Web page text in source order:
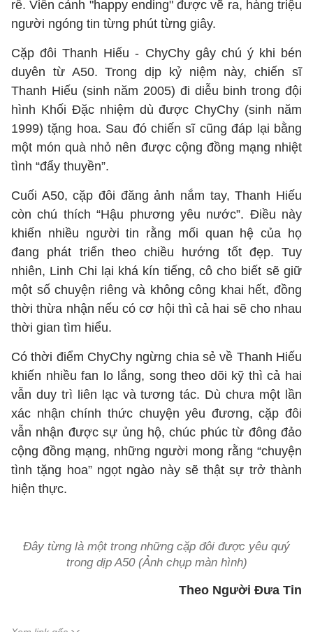
rể. Viễn cảnh "happy ending" được vẽ ra, hàng triệu
người ngóng tin từng phút từng giây.
Cặp đôi Thanh Hiếu - ChyChy gây chú ý khi bén
duyên từ A50. Trong dịp kỷ niệm này, chiến sĩ
Thanh Hiếu (sinh năm 2005) đi diễu binh trong đội
hình Khối Đặc nhiệm dù được ChyChy (sinh năm
1999) tặng hoa. Sau đó chiến sĩ cũng đáp lại bằng
một món quà nhỏ nên được cộng đồng mạng nhiệt
tình “đẩy thuyền”.
Cuối A50, cặp đôi đăng ảnh nắm tay, Thanh Hiếu
còn chú thích “Hậu phương yêu nước”. Điều này
khiến nhiều người tin rằng mối quan hệ của họ
đang phát triển theo chiều hướng tốt đẹp. Tuy
nhiên, Linh Chi lại khá kín tiếng, cô cho biết sẽ giữ
một số chuyện riêng và không công khai hết, đồng
thời thừa nhận nếu có cơ hội thì cả hai sẽ cho nhau
thời gian tìm hiểu.
Có thời điểm ChyChy ngừng chia sẻ về Thanh Hiếu
khiến nhiều fan lo lắng, song theo dõi kỹ thì cả hai
vẫn duy trì liên lạc và tương tác. Dù chưa một lần
xác nhận chính thức chuyện yêu đương, cặp đôi
vẫn nhận được sự ủng hộ, chúc phúc từ đông đảo
cộng đồng mạng, những người mong rằng “chuyện
tình tặng hoa” ngọt ngào này sẽ thật sự trở thành
hiện thực.
Đây từng là một trong những cặp đôi được yêu quý
trong dịp A50 (Ảnh chụp màn hình)
Theo Người Đưa Tin